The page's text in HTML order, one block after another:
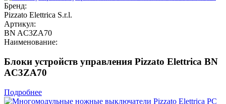
Бренд:
Pizzato Elettrica S.r.l.
Артикул:
BN AC3ZA70
Наименование:
Блоки устройств управления Pizzato Elettrica BN
AC3ZA70
Подробнее